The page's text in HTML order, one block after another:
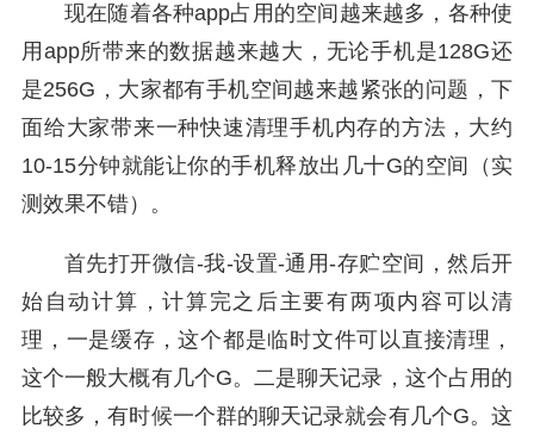
现在随着各种app占用的空间越来越多，各种使
用app所带来的数据越来越大，无论手机是128G还
是256G，大家都有手机空间越来越紧张的问题，下
面给大家带来一种快速清理手机内存的方法，大约
10-15分钟就能让你的手机释放出几十G的空间（实
测效果不错）。
首先打开微信-我-设置-通用-存贮空间，然后开
始自动计算，计算完之后主要有两项内容可以清
理，一是缓存，这个都是临时文件可以直接清理，
这个一般大概有几个G。二是聊天记录，这个占用的
比较多，有时候一个群的聊天记录就会有几个G。这